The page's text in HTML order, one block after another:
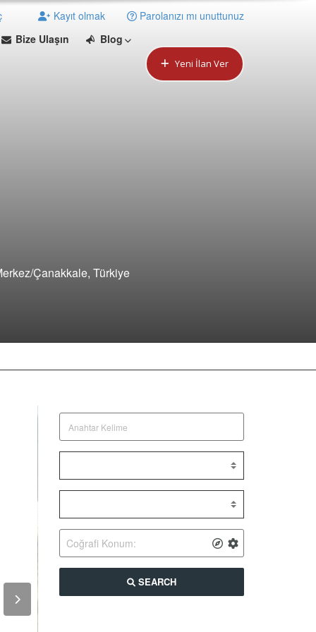
Kayıt olmak
Parolanızı mı unuttunuz
Bize Ulaşın Blog
Yeni İlan Ver
Çanakkale, Türkiye
SEARCH